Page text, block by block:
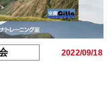
2022/09/18